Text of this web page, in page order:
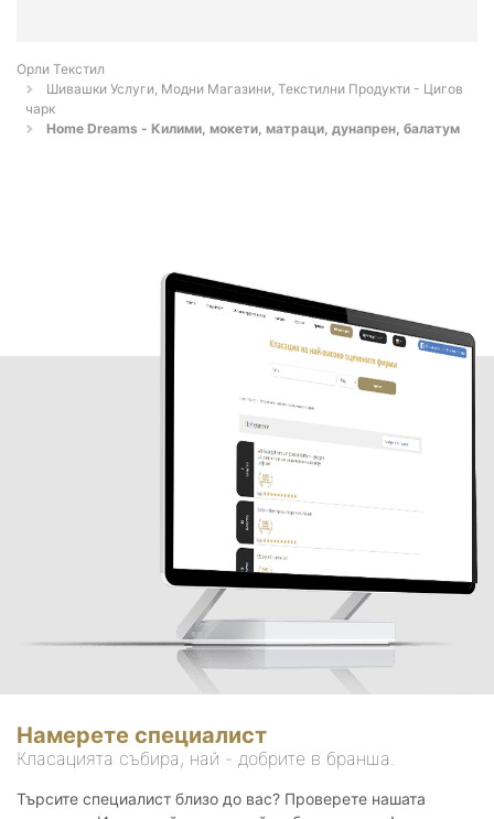
Орли Текстил
Шивашки Услуги, Модни Магазини, Текстилни Продукти - Цигов
чарк
Home Dreams - Килими, мокети, матраци, дунапрен, балатум
Намерете специалист
Класацията събира, най - добрите в бранша.
Търсите специалист близо до вас? Проверете нашата